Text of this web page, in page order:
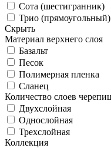
Сота (шестигранник)
Трио (прямоугольный)
Скрыть
Материал верхнего слоя
Базальт
Песок
Полимерная пленка
Сланец
Количество слоев
Двухслойная
Однослойная
Трехслойная
Коллекция